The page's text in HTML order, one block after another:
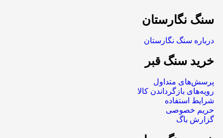
سنگ نگارستان
درباره سنگ نگارستان
خرید سنگ قبر
پرسش‌های متداول
رویه‌های بازگرداندن کالا
شرایط استفاده
حریم خصوصی
گزارش باگ